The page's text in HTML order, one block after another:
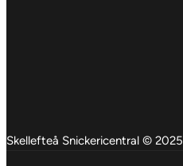
Skellefteå Snickericentral © 2025